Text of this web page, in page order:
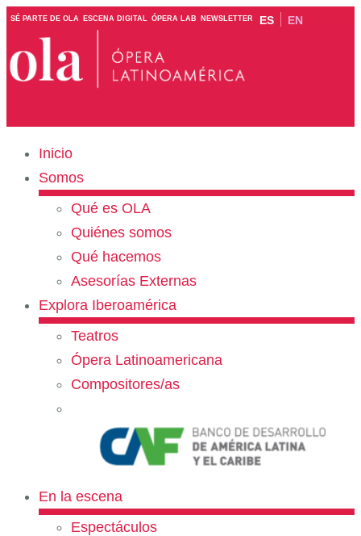
SÉ PARTE DE OLA ESCENA DIGITAL ÓPERA LAB NEWSLETTER ES EN
Inicio
Somos
Qué es OLA
Quiénes somos
Qué hacemos
Asesorías Externas
Explora Iberoamérica
Teatros
Ópera Latinoamericana
Compositores/as
En la escena
Espectáculos